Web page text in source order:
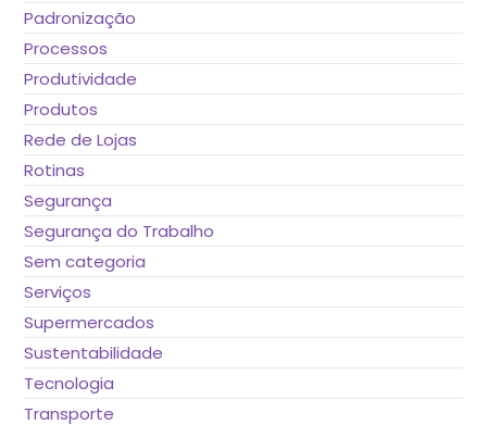
Padronização
Processos
Produtividade
Produtos
Rede de Lojas
Rotinas
Segurança
Segurança do Trabalho
Sem categoria
Serviços
Supermercados
Sustentabilidade
Tecnologia
Transporte